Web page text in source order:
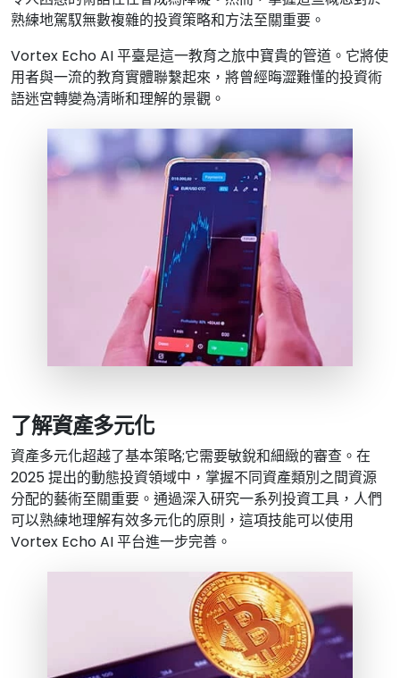
熟練地駕馭無數複雜的投資策略和方法至關重要。
Vortex Echo AI 平臺是這一教育之旅中寶貴的管道。它將使
用者與一流的教育實體聯繫起來，將曾經晦澀難懂的投資術
語迷宮轉變為清晰和理解的景觀。
了解資產多元化
資產多元化超越了基本策略;它需要敏銳和細緻的審查。在
2025 提出的動態投資領域中，掌握不同資產類別之間資源
分配的藝術至關重要。通過深入研究一系列投資工具，人們
可以熟練地理解有效多元化的原則，這項技能可以使用
Vortex Echo AI 平台進一步完善。